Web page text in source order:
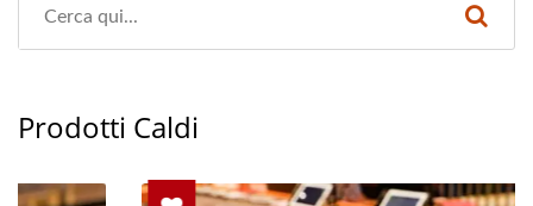
Prodotti Caldi